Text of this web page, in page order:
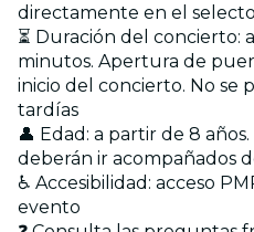
directamente en el
⏳ Duración del concierto:
minutos. Apertura de
inicio del concierto. No se
tardías
👤 Edad: a partir de 8
deberán ir acompañados
♿ Accesibilidad: acceso
evento